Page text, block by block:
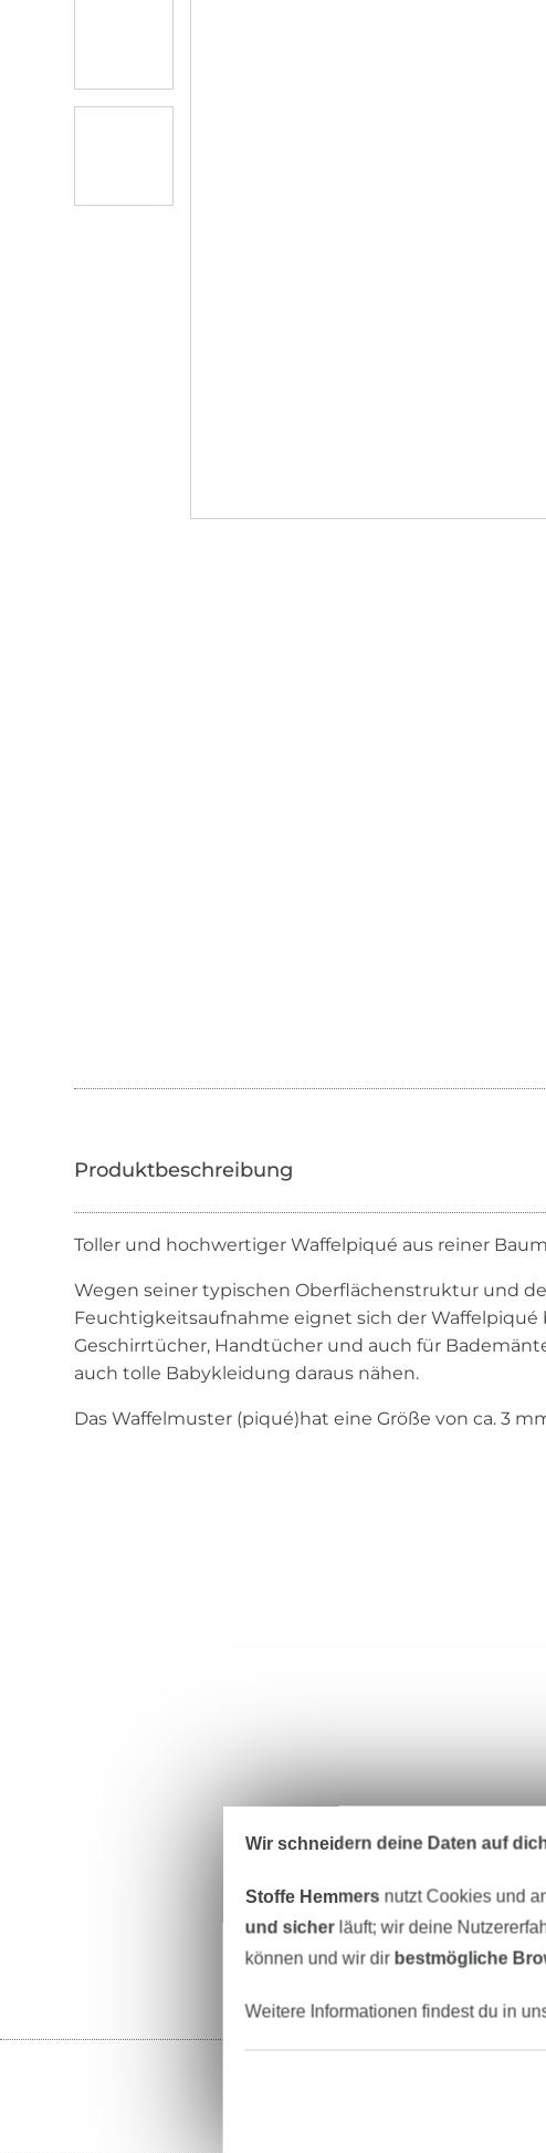
Toller und hochwertiger Waffelpiqué aus reiner
Wegen seiner typischen Oberflächenstruktur und
Feuchtigkeitsaufnahme eignet sich der Waffelpiqué
Geschirrtücher, Handtücher und auch für
auch tolle Babykleidung daraus nähen.
Das Waffelmuster (piqué)hat eine Größe von ca. 3
Wir schneidern deine Daten auf
Stoffe Hemmers nutzt Cookies und
und sicherläuft; wir deine
können und wir dir bestmögliche
Weitere Informationen findest du in